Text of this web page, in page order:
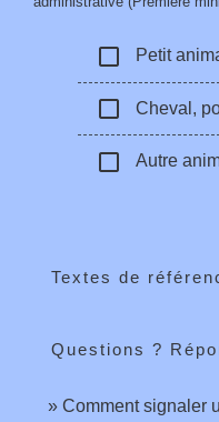
check_box_outline_blank Petit
check_box_outline_blank Cheval,
check_box_outline_blank Autre
Textes de
Questions ?
Comment signaler